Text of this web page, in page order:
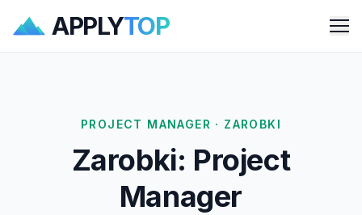
APPLYTOP
PROJECT MANAGER · ZAROBKI
Zarobki: Project
Manager